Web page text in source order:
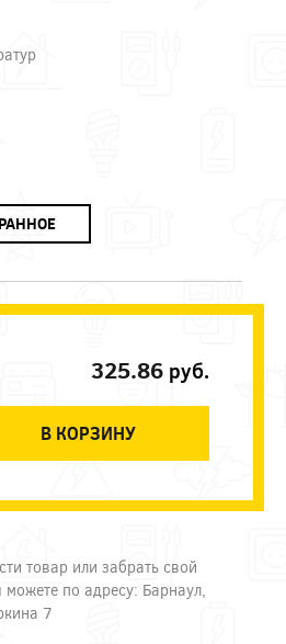
325.86 руб.
В КОРЗИНУ
товар или забрать свой
можете по адресу: Барнаул,
7